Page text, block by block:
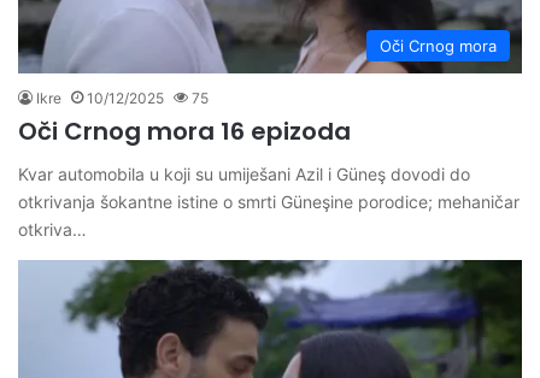
Oči Crnog mora
Ikre 10/12/2025 75
Oči Crnog mora 16 epizoda
Kvar automobila u koji su umiješani Azil i Güneş dovodi do
otkrivanja šokantne istine o smrti Güneşine porodice; mehaničar
otkriva…